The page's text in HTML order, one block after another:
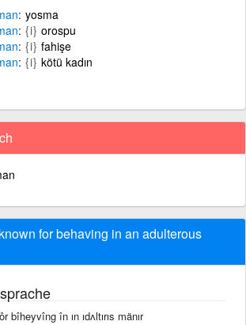
yosma
{i} orospu
{i} fahişe
{i} kötü kadın
for behaving in an adulterous
bîheyvîng în ın ıdʌltırıs mänır